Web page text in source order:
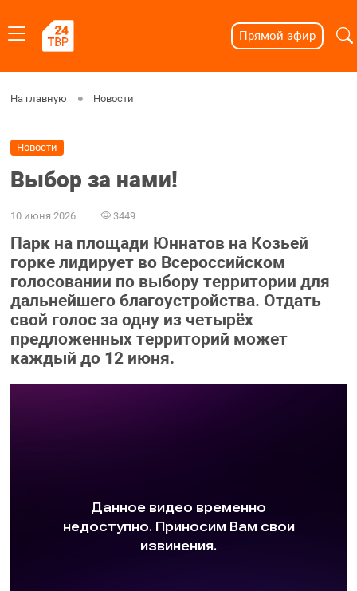
Прямой эфир
На главную Новости
Новости
Выбор за нами!
10 июня 2026 3449
Парк на площади Юннатов на Козьей
горке лидирует во Всероссийском
голосовании по выбору территории для
дальнейшего благоустройства. Отдать
свой голос за одну из четырёх
предложенных территорий может
каждый до 12 июня.